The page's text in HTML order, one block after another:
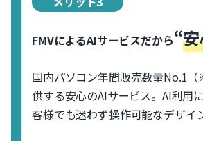
FMVによるAIサービスだから“
国内パソコン年間販売数量No.1
供する安心のAIサービス。AI利用
客様でも迷わず操作可能なデザイ